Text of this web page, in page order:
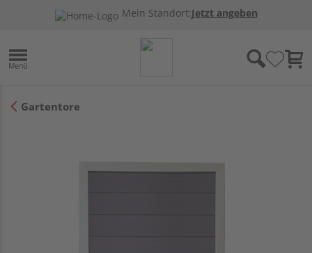
Mein Standort:Jetzt angeben
Gartentore